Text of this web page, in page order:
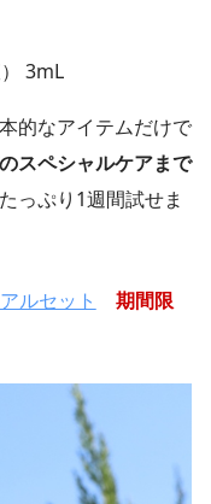
3mL
的なアイテムだけで
スペシャルケアまで
っぷり1週間試せま
ルセット
期間限